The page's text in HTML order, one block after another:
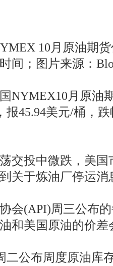
10月原油期货
间；图片来源：
月原油
报45.94美元/桶，
投中微跌，美国
关于炼油厂停运消
(API)周三公布的
和美国原油的价差
公布周度原油库